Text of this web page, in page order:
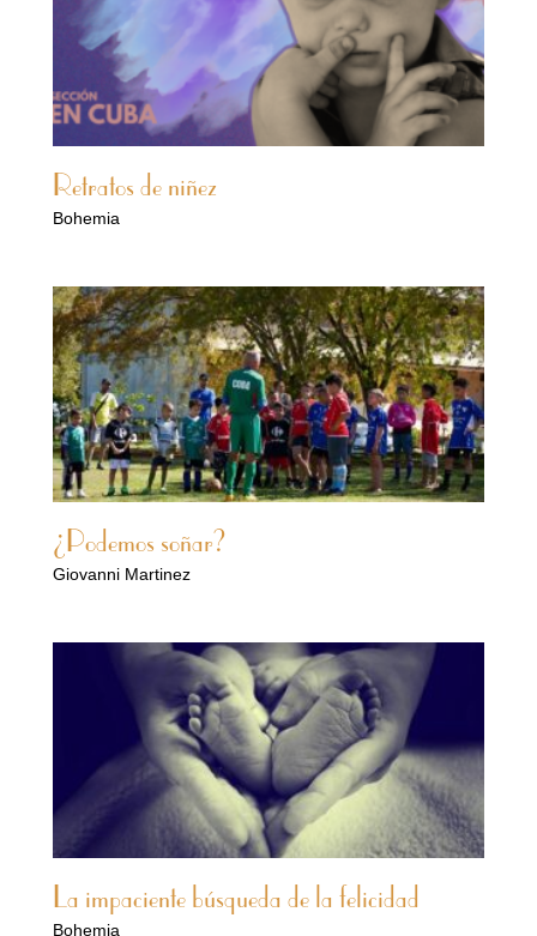
Retratos de niñez
Bohemia
¿Podemos soñar?
Giovanni Martinez
La impaciente búsqueda de la felicidad
Bohemia